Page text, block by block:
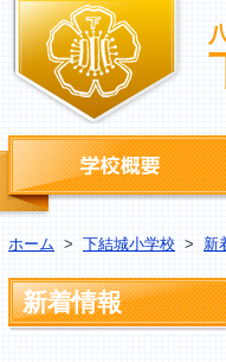
ホーム > 下結城小学校 > 新
新着情報